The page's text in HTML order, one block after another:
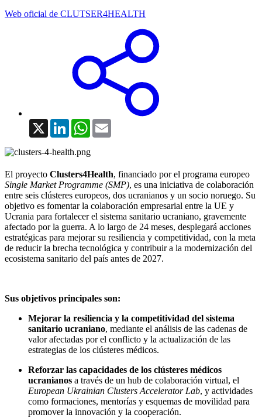
Web oficial de CLUTSER4HEALTH
X LinkedInWhatsApp
El proyecto Clusters4Health, financiado por el programa europeo
Single Market Programme (SMP), es una iniciativa de colaboración
entre seis clústeres europeos, dos ucranianos y un socio noruego. Su
objetivo es fomentar la colaboración empresarial entre la UE y
Ucrania para fortalecer el sistema sanitario ucraniano, gravemente
afectado por la guerra. A lo largo de 24 meses, desplegará acciones
estratégicas para mejorar su resiliencia y competitividad, con la meta
de reducir la brecha tecnológica y contribuir a la modernización del
ecosistema sanitario del país antes de 2027.
Sus objetivos principales son:
Mejorar la resiliencia y la competitividad del sistema
sanitario ucraniano, mediante el análisis de las cadenas de
valor afectadas por el conflicto y la actualización de las
estrategias de los clústeres médicos.
Reforzar las capacidades de los clústeres médicos
ucranianos a través de un hub de colaboración virtual, el
European Ukrainian Clusters Accelerator Lab, y actividades
como formaciones, mentorías y esquemas de movilidad para
promover la innovación y la cooperación.